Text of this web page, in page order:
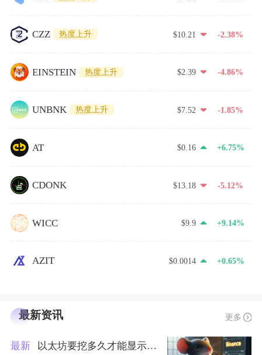
CZZ 热度上升 $10.21 -2.38%
EINSTEIN 热度上升 $2.39 -4.86%
UNBNK 热度上升 $7.52 -1.85%
AT $0.16 +6.75%
CDONK $13.18 -5.12%
WICC $9.9 +9.14%
AZIT $0.0014 +0.65%
最新资讯 更多
最新 以太坊要挖多久才能显示收益